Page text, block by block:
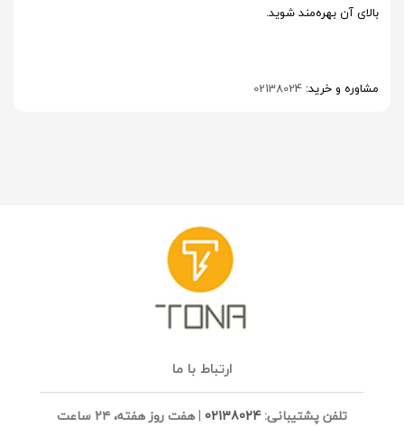
بالای آن بهره‌مند شوید.
مشاوره و خرید: 02138024
ارتباط با ما
تلفن پشتیبانی:02138024
|
هفت روز هفته، ۲۴ ساعت